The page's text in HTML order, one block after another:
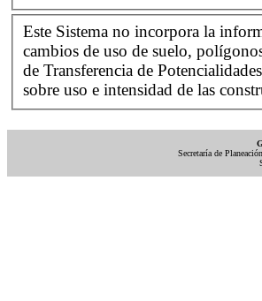
Este Sistema no incorpora la
cambios de uso de suelo,
de Transferencia de
sobre uso e intensidad de las
Secretaría de